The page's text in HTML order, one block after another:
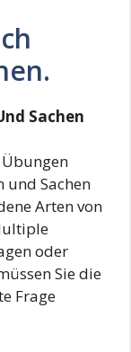
Sachen
und Sachen
Arten von
oder
Sie die
Frage